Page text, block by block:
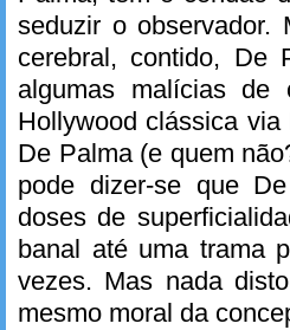
seduzir o observador.
cerebral, contido, De
algumas malícias de
Hollywood clássica
De Palma (e quem
pode dizer-se que
doses de
banal até uma trama
vezes. Mas nada
mesmo moral da